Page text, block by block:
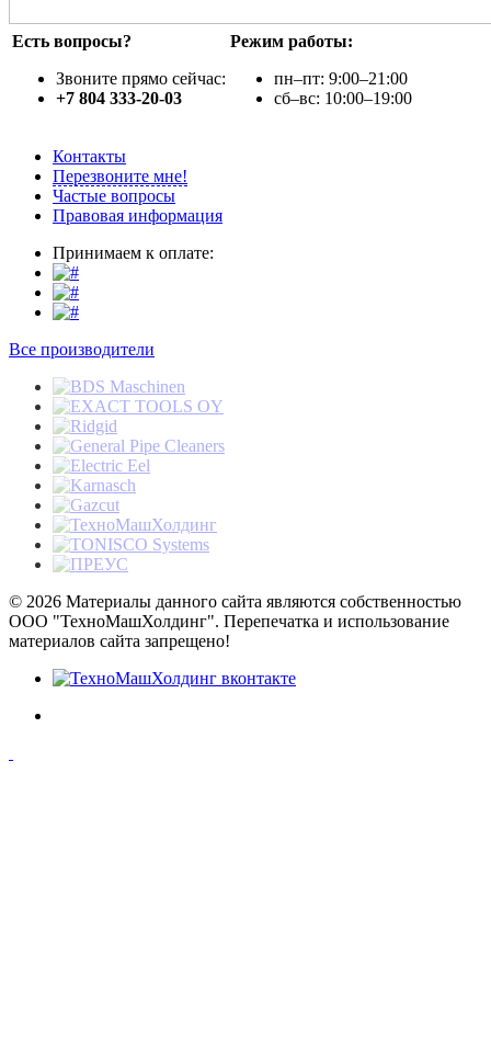
Есть вопросы?
Звоните прямо сейчас:
+7 804 333-20-03
Режим работы:
пн–пт: 9:00–21:00
сб–вс: 10:00–19:00
Контакты
Перезвоните мне!
Частые вопросы
Правовая информация
Принимаем к оплате:
Все производители
© 2026 Материалы данного сайта являются собственностью
ООО "ТехноМашХолдинг". Перепечатка и использование
материалов сайта запрещено!